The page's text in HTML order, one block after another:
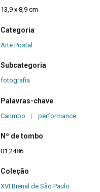
13,9 x 8,9 cm
Categoria
Arte Postal
Subcategoria
fotografia
Palavras-chave
Carimbo | performance
Nº de tombo
01.2486
Coleção
XVI Bienal de São Paulo